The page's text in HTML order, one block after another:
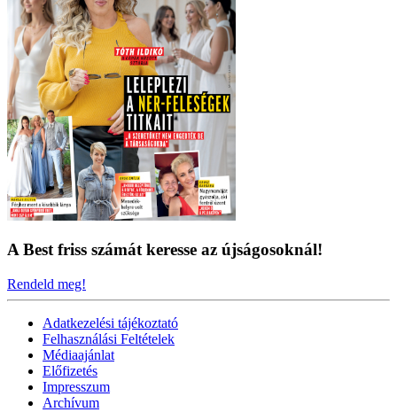
A Best friss számát keresse az újságosoknál!
Rendeld meg!
Adatkezelési tájékoztató
Felhasználási Feltételek
Médiaajánlat
Előfizetés
Impresszum
Archívum